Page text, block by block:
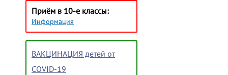
Приём в 10-е классы:
Информация
ВАКЦИНАЦИЯ детей от
COVID-19